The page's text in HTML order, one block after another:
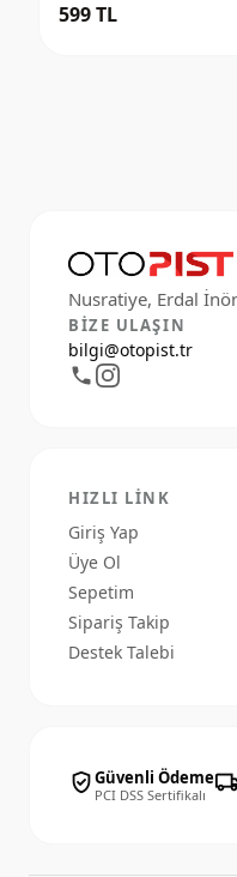
599 TL
BIZE ULAŞIN
bilgi@otopist.tr
HIZLI LINK
Giriş Yap
Üye Ol
Sepetim
Sipariş Takip
Destek Talebi
verified_userGüvenli Ödeme
PCI DSS Sertifikalı